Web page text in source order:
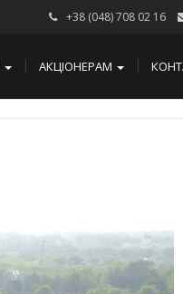
+38 (048) 708 02 16
АКЦІОНЕРАМ